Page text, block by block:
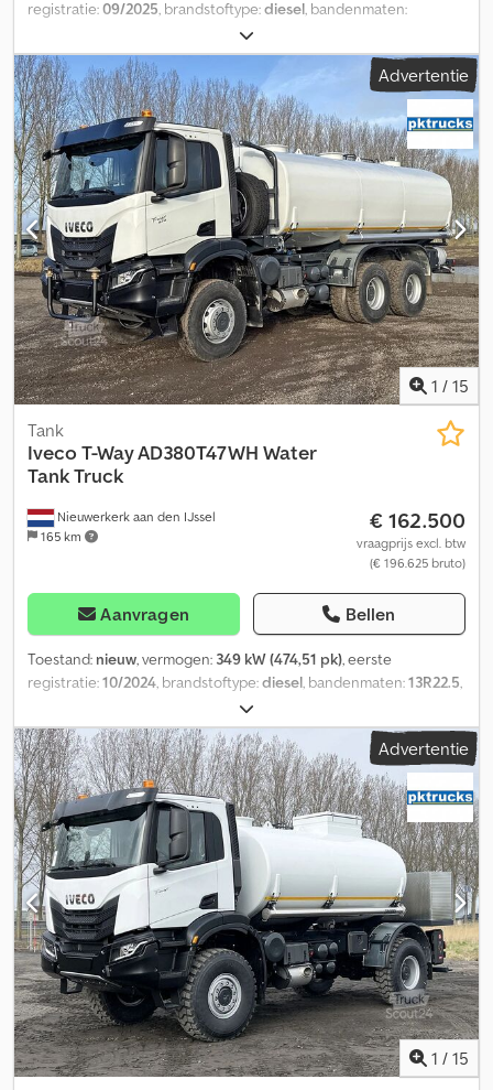
registratie:09/2025, brandstoftype:diesel, bandenmaten:
6x4, wielbasis:
diesel, brandstoftankcapaciteit:290 l, kleur:wit,
bestuurderscabine:dagcabine, soort overbrenging:
automatisch, emissieklasse:Euro 3, ophanging:
, totale
lengte:9.000 mm, totale breedte:2.500 mm, totale hoogte:3.500
mm, laadruimte inhoud:20 m³, Bouwjaar:2025, Uitrusting:
airconditioning, = Extra opties en accessoires = - Bladvering -
Windscherm Dkedpfxjzq D T Tj Ai Njr - Aftakas (PTO) = Verdere
informatie = Technische gegevens Aantal cilinders: 6
Motorinhoud: 12.882 cm³ Versnellingsbak Versnellingsbak:
ZF16TX2240TO, automatisch Asconfiguratie Bandenmaat:
315/80R22.5 Remmen: Trommelremmen Vering: Bladvering Vooras:
Bestuurbaar Gewichten Ledig gewicht: 12.700 kg Laadvermogen:
20.800 kg Maximaal toegestaan gewicht: 33.500 kg Functioneel
Merk van de opbouw: Ravasini, watertank voor drinkwater Aantal
compartimenten: 1 Pomp: Ja
Advertentie
1 / 15
Nieuwerkerk aan den IJssel
165 km
Tank
IvecoT-Way AD380T47WH Water
Tank Truck
€ 162.500
vraagprijs excl. btw
(€ 196.625 bruto)
Aanvragen Bellen
Toestand: nieuw, vermogen: 349 kW (474,51 pk), eerste
registratie:10/2024, brandstoftype:diesel, bandenmaten:13R22.5,
3.800 mm
brandstoftankcapaciteit:300 l, kleur:wit, bestuurderscabine:
dagcabine, soort overbrenging:mechanisch, aantal
versnellingen:16, emissieklasse:Euro 3, ophanging:staal
, totale
lengte:9.000 mm, totale breedte:2.500 mm, totale hoogte:3.500
mm, laadruimte inhoud:20 m³, Bouwjaar:2024, Uitrusting:
airconditioning, = Extra opties en accessoires = - Bladvering -
Windscherm - Aftakas (PTO) = Verdere informatie = Technische
gegevens Aantal cilinders: 6 Motorinhoud: 12.882 cc
Versnellingsbak Versnellingsbak: ZF16S2520TO, 16 versnellingen,
handgeschakelde versnellingsbak Asconfiguratie Bandenmaat:
13R22.5 Remmen: Trommelremmen Vering: Bladvering Vooras:
Stuurbaar Gewichten Ledig gewicht: 12.700 kg Laadvermogen:
20.800 kg Maximaal toelaatbaar gewicht: 33.500 kg Dsdpozq D T
Hsfx Ai Nskr Functioneel Merk van de opbouw: Ravasini, tank voor
drinkwater Aantal compartimenten: 1 Pomp: Ja
Advertentie
1 / 15